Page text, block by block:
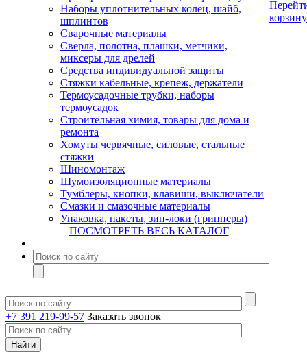
Наборы уплотнительных колец, шайб,
шплинтов
Сварочные материалы
Сверла, полотна, плашки, метчики,
миксеры для дрелей
Средства индивидуальной защиты
Стяжки кабельные, крепеж, держатели
Термоусадочные трубки, наборы
термоусадок
Строительная химия, товары для дома и
ремонта
Хомуты червячные, силовые, стальные
стяжки
Шиномонтаж
Шумоизоляционные материалы
Тумблеры, кнопки, клавиши, выключатели
Смазки и смазочные материалы
Упаковка, пакеты, зип-локи (грипперы)
ПОСМОТРЕТЬ ВЕСЬ КАТАЛОГ
+7 391 219-99-57 Заказать звонок
корзину